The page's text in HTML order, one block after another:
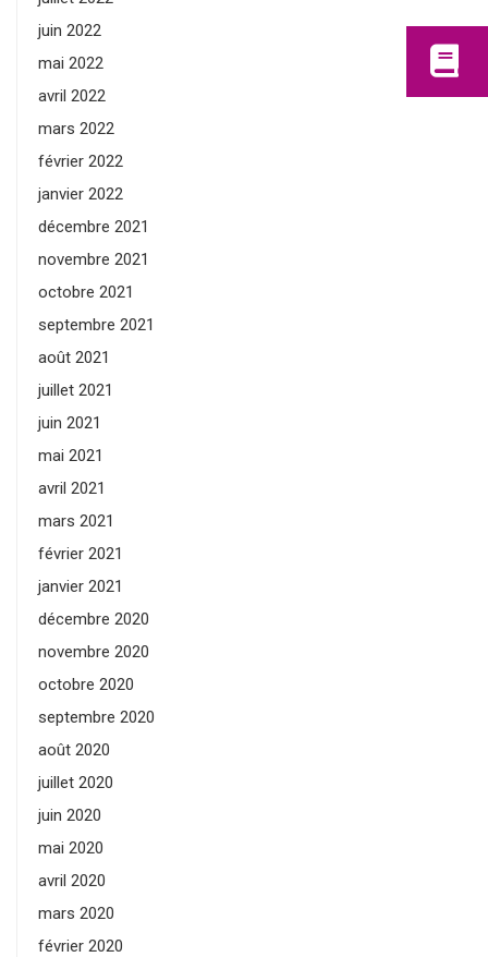
juin 2022
mai 2022
avril 2022
mars 2022
février 2022
janvier 2022
décembre 2021
novembre 2021
octobre 2021
septembre 2021
août 2021
juillet 2021
juin 2021
mai 2021
avril 2021
mars 2021
février 2021
janvier 2021
décembre 2020
novembre 2020
octobre 2020
septembre 2020
août 2020
juillet 2020
juin 2020
mai 2020
avril 2020
mars 2020
février 2020